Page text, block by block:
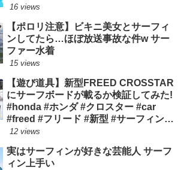
16 views
【ポロリ注意】ビキニ美女とサーフィ
ンしてたら…ほぼ放送事故な件w サー
ファー水着
15 views
【遊び道具】新型FREED CROSSTAR
にサーフボードが載るか検証してみた!
#honda #ホンダ #クロスター #car
#freed #フリード #新型 #サーフィン
ロングボード
12 views
実はサーフィンが好きな芸能人 サーフ
ィン上手い